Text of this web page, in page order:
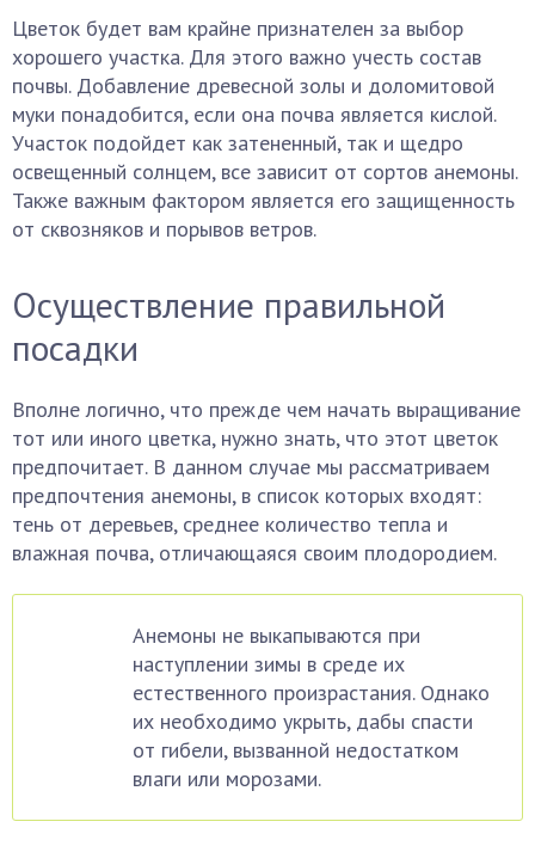
Цветок будет вам крайне признателен за выбор
хорошего участка. Для этого важно учесть состав
почвы. Добавление древесной золы и доломитовой
муки понадобится, если она почва является кислой.
Участок подойдет как затененный, так и щедро
освещенный солнцем, все зависит от сортов анемоны.
Также важным фактором является его защищенность
от сквозняков и порывов ветров.
Осуществление правильной
посадки
Вполне логично, что прежде чем начать выращивание
тот или иного цветка, нужно знать, что этот цветок
предпочитает. В данном случае мы рассматриваем
предпочтения анемоны, в список которых входят:
тень от деревьев, среднее количество тепла и
влажная почва, отличающаяся своим плодородием.
Анемоны не выкапываются при
наступлении зимы в среде их
естественного произрастания. Однако
их необходимо укрыть, дабы спасти
от гибели, вызванной недостатком
влаги или морозами.